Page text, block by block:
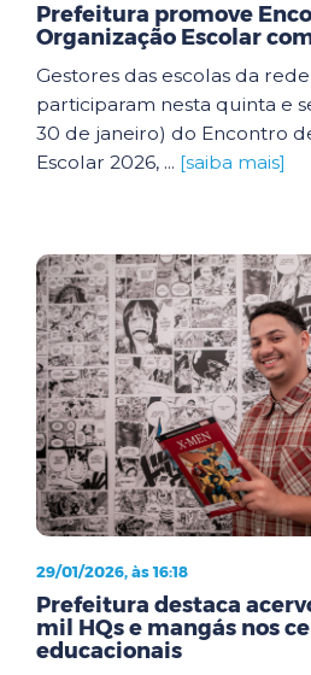
Prefeitura promove
Organização Escolar
Gestores das escolas da
participaram nesta quinta e
30 de janeiro) do Encontro
Escolar 2026, ... [saiba mais]
29/01/2026, às 16:18
Prefeitura destaca
mil HQs e mangás nos
educacionais